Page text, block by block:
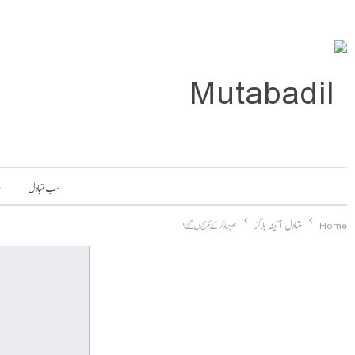
سب متبادل
Home
متبادل-آئینہ-بلاگز ہم جہاد کر کے مکر کیوں گئے؟